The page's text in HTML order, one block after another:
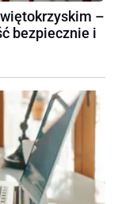
–
bezpiecznie i